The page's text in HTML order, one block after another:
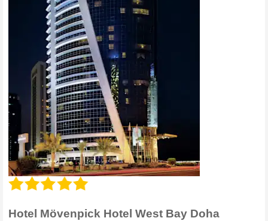
Hotel Mövenpick Hotel West Bay Doha